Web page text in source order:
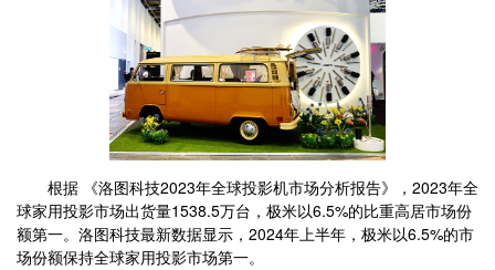
根据 《洛图科技2023年全球投影机市场分析报告》，2023年全
球家用投影市场出货量1538.5万台，极米以6.5%的比重高居市场份
额第一。洛图科技最新数据显示，2024年上半年，极米以6.5%的市
场份额保持全球家用投影市场第一。